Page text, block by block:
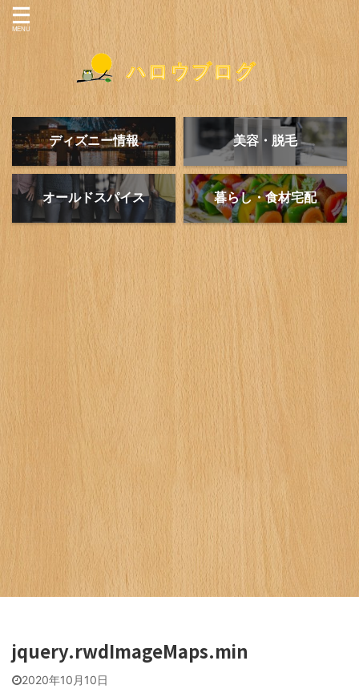
ディズニー情報 美容・脱毛
オールドスパイス 暮らし・食材宅配
jquery.rwdImageMaps.min
2020年10月10日